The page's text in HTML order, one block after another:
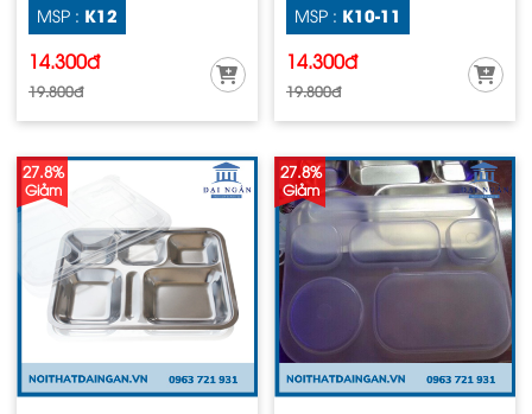
MSP : K12
14.300đ
19.800đ
MSP : K10-11
14.300đ
19.800đ
27.8%
Giảm
27.8%
Giảm